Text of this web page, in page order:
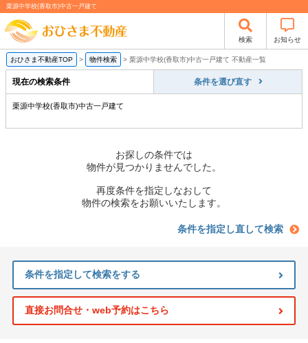
栗源中学校(香取市)中古一戸建て
検索 お知らせ
おひさま不動産TOP > 物件検索 > 栗源中学校(香取市)中古一戸建て 不動産一覧
現在の検索条件 条件を選び直す
栗源中学校(香取市)中古一戸建て
お探しの条件では
物件が見つかりませんでした。
再度条件を指定しなおして
物件の検索をお願いいたします。
条件を指定し直して検索
条件を指定して検索をする
直接お問合せ・web予約はこちら